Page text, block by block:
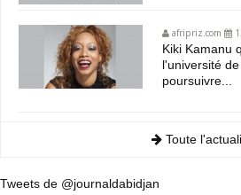
afripriz.com
Kiki Kamanu
l'université
poursuivre...
Toute
Tweets de @journaldabidjan